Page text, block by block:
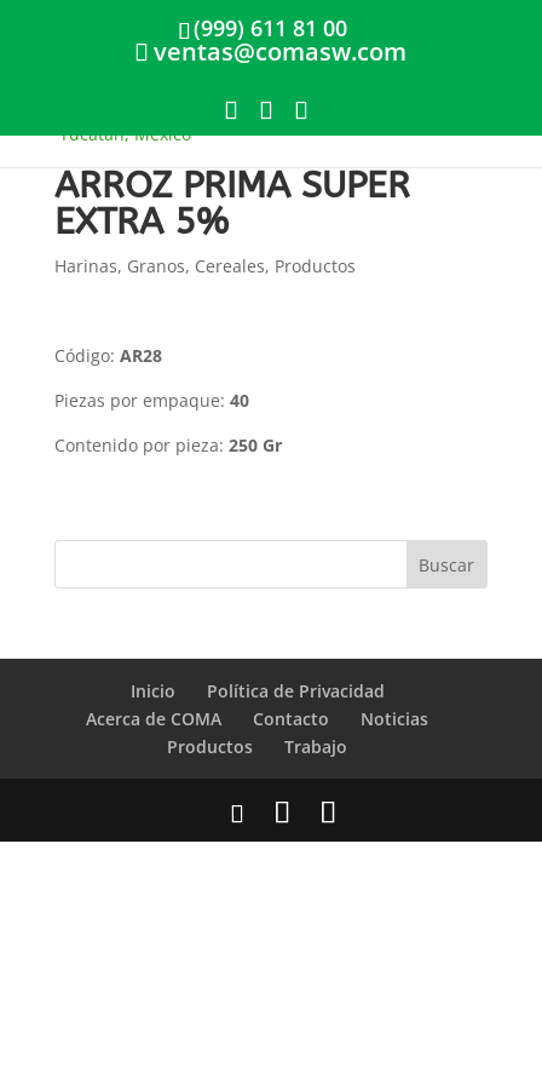
(999) 611 81 00
ventas@comasw.com
ARROZ PRIMA SUPER
EXTRA 5%
Harinas, Granos, Cereales, Productos
Código: AR28
Piezas por empaque: 40
Contenido por pieza: 250 Gr
Inicio
Política de Privacidad
Acerca de COMA
Contacto
Noticias
Productos
Trabajo